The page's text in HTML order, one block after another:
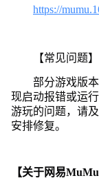
https://
【常见问题】
部分游戏版
现启动报错或运
游玩的问题，请
安排修复。
【关于网易MuMu